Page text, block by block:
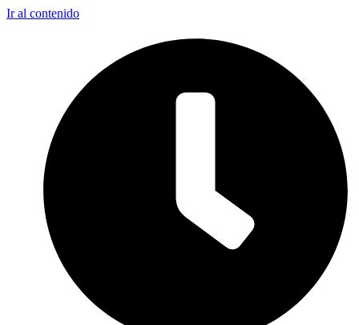
Ir al contenido